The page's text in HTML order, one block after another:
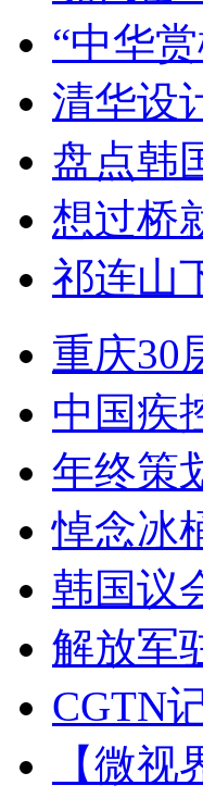
“中华
清华设
盘点韩
想过桥
祁连山
重庆
中国疾
年终策
悼念冰
韩国议
解放军
CGTN
【微